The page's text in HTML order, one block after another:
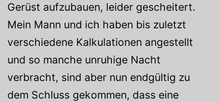
Gerüst aufzubauen, leider gescheitert.
Mein Mann und ich haben bis zuletzt
verschiedene Kalkulationen angestellt
und so manche unruhige Nacht
verbracht, sind aber nun endgültig zu
dem Schluss gekommen, dass eine